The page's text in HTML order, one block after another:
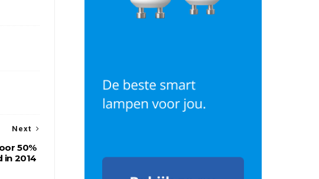
Next
50%
2014